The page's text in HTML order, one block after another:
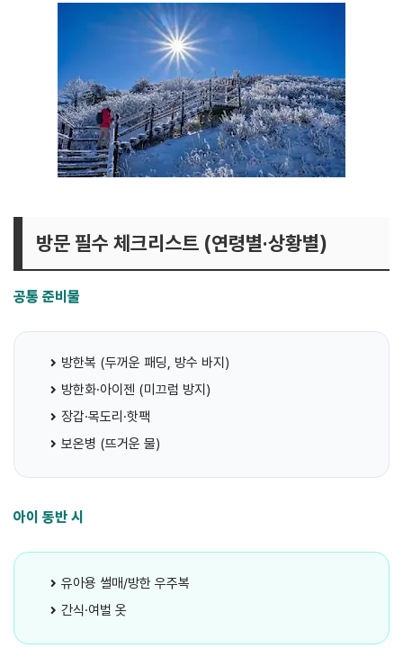
방문 필수 체크리스트 (연령별·상황별)
공통 준비물
방한복 (두꺼운 패딩, 방수 바지)
방한화·아이젠 (미끄럼 방지)
장갑·목도리·핫팩
보온병 (뜨거운 물)
아이 동반 시
유아용 썰매/방한 우주복
간식·여벌 옷